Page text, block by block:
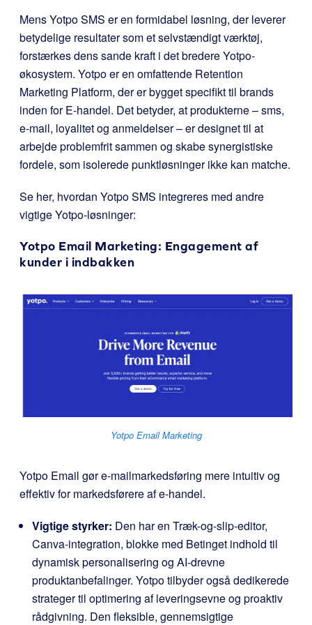
Mens Yotpo SMS er en formidabel løsning, der leverer
betydelige resultater som et selvstændigt værktøj,
forstærkes dens sande kraft i det bredere Yotpo-
økosystem. Yotpo er en omfattende Retention
Marketing Platform, der er bygget specifikt til brands
inden for E-handel. Det betyder, at produkterne – sms,
e-mail, loyalitet og anmeldelser – er designet til at
arbejde problemfrit sammen og skabe synergistiske
fordele, som isolerede punktløsninger ikke kan matche.
Se her, hvordan Yotpo SMS integreres med andre
vigtige Yotpo-løsninger:
Yotpo Email Marketing: Engagement af
kunder i indbakken
Yotpo Email Marketing
Yotpo Email gør e-mailmarkedsføring mere intuitiv og
effektiv for markedsførere af e-handel.
Vigtige styrker: Den har en Træk-og-slip-editor,
Canva-integration, blokke med Betinget indhold til
dynamisk personalisering og AI-drevne
produktanbefalinger. Yotpo tilbyder også dedikerede
strateger til optimering af leveringsevne og proaktiv
rådgivning. Den fleksible, gennemsigtige